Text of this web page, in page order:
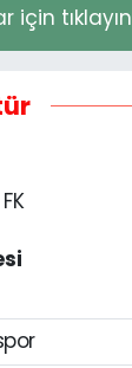
için tıklayın